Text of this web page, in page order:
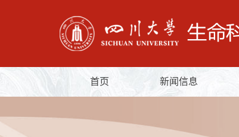
首页 新闻信息